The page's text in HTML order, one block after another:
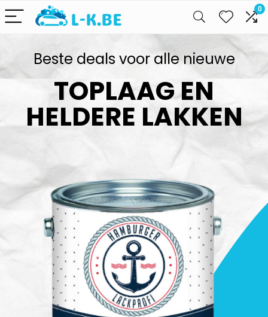
0
Beste deals voor alle nieuwe
TOPLAAG EN
HELDERE LAKKEN